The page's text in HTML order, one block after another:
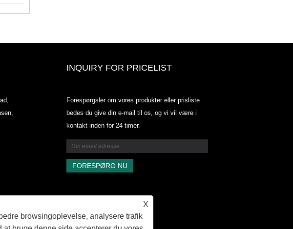
X
browsingoplevelse, analysere trafik
INQUIRY FOR PRICELIST
Forespørgsler om vores produkter eller prisliste
bedes du give din e-mail til os, og vi vil være i
kontakt inden for 24 timer.
2025.07.25